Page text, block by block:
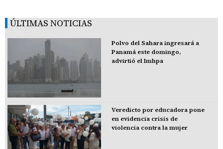
ÚLTIMAS NOTICIAS
Polvo del Sahara ingresará a
Panamá este domingo,
advirtió el Imhpa
Veredicto por educadora pone
en evidencia crisis de
violencia contra la mujer